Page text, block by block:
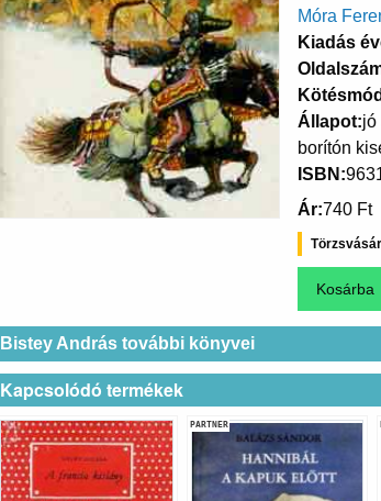
Móra
Kiadás
Kötésmód
Állapot jó
borítón
ISBN
Ár 740 Ft
Bistey András további könyvei
Kapcsolódó termékek
PARTNER